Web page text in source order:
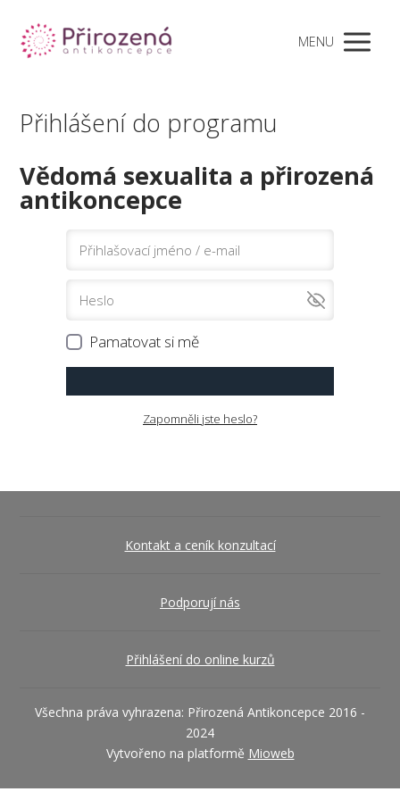
MENU
Přihlášení do programu
Vědomá sexualita a přirozená
antikoncepce
Pamatovat si mě
Zapomněli jste heslo?
Kontakt a ceník konzultací
Podporují nás
Přihlášení do online kurzů
Všechna práva vyhrazena: Přirozená Antikoncepce 2016 -
2024
Vytvořeno na platformě Mioweb